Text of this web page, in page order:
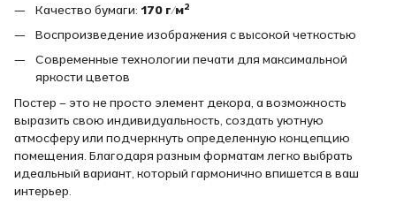
Качество бумаги: 170 г/м²
Воспроизведение изображения с высокой четкостью
Современные технологии печати для максимальной
яркости цветов
Постер – это не просто элемент декора, а возможность
выразить свою индивидуальность, создать уютную
атмосферу или подчеркнуть определенную концепцию
помещения. Благодаря разным форматам легко выбрать
идеальный вариант, который гармонично впишется в ваш
интерьер.